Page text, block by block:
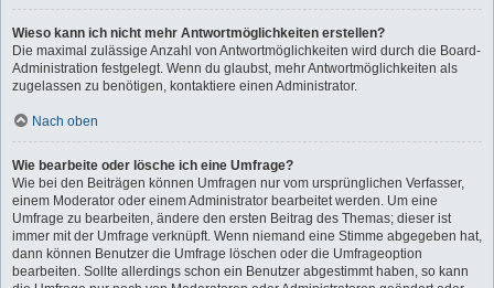
Wieso kann ich nicht mehr Antwortmöglichkeiten erstellen?
Die maximal zulässige Anzahl von Antwortmöglichkeiten wird durch die Board-
Administration festgelegt. Wenn du glaubst, mehr Antwortmöglichkeiten als
zugelassen zu benötigen, kontaktiere einen Administrator.
Nach oben
Wie bearbeite oder lösche ich eine Umfrage?
Wie bei den Beiträgen können Umfragen nur vom ursprünglichen Verfasser,
einem Moderator oder einem Administrator bearbeitet werden. Um eine
Umfrage zu bearbeiten, ändere den ersten Beitrag des Themas; dieser ist
immer mit der Umfrage verknüpft. Wenn niemand eine Stimme abgegeben hat,
dann können Benutzer die Umfrage löschen oder die Umfrageoption
bearbeiten. Sollte allerdings schon ein Benutzer abgestimmt haben, so kann